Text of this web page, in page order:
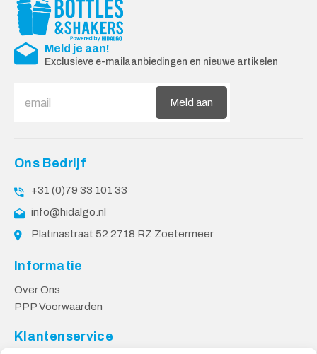
Meld je aan!
Exclusieve e-mailaanbiedingen en nieuwe artikelen
Meld aan
Ons Bedrijf
+31 (0)79 33 101 33
info@hidalgo.nl
Platinastraat 52 2718 RZ Zoetermeer
Informatie
Over Ons
PPP Voorwaarden
Klantenservice